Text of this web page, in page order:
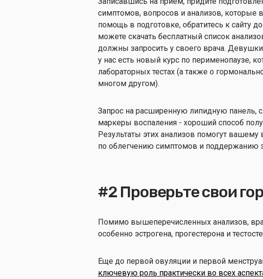
симптомов, вопросов и анализов, которые
помощь в подготовке, обратитесь к сайту
можете скачать бесплатный список
должны запросить у своего врача.
у нас есть новый курс по перименопаузе,
лабораторных тестах (а также о
многом другом).
Запрос на расширенную липидную панель,
маркеры воспаления - хороший способ
Результаты этих анализов помогут
по облегчению симптомов и поддержанию
#2 Проверьте свои
Помимо вышеперечисленных анализов,
особенно эстрогена, прогестерона и
Еще до первой овуляции и первой
ключевую роль практически во всех